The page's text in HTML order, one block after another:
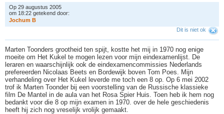
Op 29 augustus 2005
om 18:22 getekend door:
Jochum B
Dit is niet ok
Marten Toonders grootheid ten spijt, kostte het mij in 1970 nog enige
moeite om Het Kukel te mogen lezen voor mijn eindexamenlijst. De
leraren en waarschijnlijk ook de eindexamencommissies Nederlands
prefereerden Nicolaas Beets en Bordewijk boven Tom Poes. Mijn
verhandeling over Het Kukel leverde me toch een 8 op. Op 6 mei 2002
trof ik Marten Toonder bij een voorstelling van de Russische klassieke
film De Mantel in de aula van het Rosa Spier Huis. Toen heb ik hem nog
bedankt voor die 8 op mijn examen in 1970. over de hele geschiedenis
heeft hij zich nog vreselijk vrolijk gemaakt.